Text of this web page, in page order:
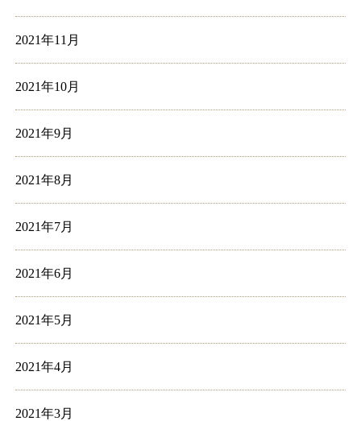
2021年11月
2021年10月
2021年9月
2021年8月
2021年7月
2021年6月
2021年5月
2021年4月
2021年3月